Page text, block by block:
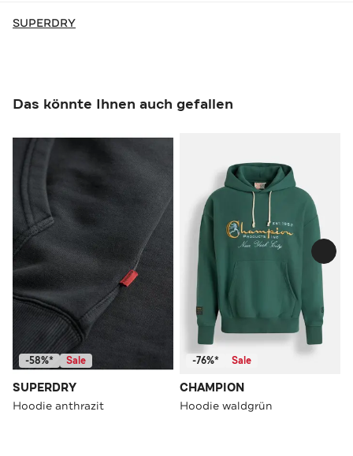
SUPERDRY
Das könnte Ihnen auch gefallen
-58%* Sale
SUPERDRY
Hoodie anthrazit
-76%* Sale
CHAMPION
Hoodie waldgrün